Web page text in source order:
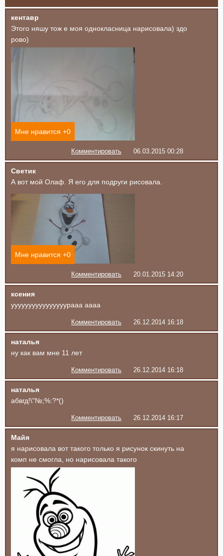
кентавр
Этого няшу тож е моя однокласница нарисовала) здо
рово)
Мне нравится +0
Комментировать 06.03.2015 00:28
Светик
А вот мой Олаф. Я его для подруги рисовала.
Мне нравится +0
Комментировать 20.01.2015 14:20
ксения
уууууууууууууууурааа аааа
Комментировать 26.12.2014 16:18
наталья
ну как вам мне 11 лет
Комментировать 26.12.2014 16:18
наталья
абвгд!\"№;%:?*()
Комментировать 26.12.2014 16:17
Майя
я нарисовала вот такого только я рисунок скинуть на
комп не смогла, но нарисовала такого